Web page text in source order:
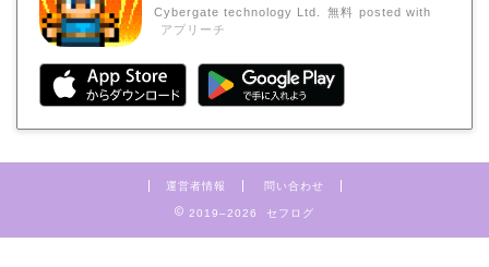
Cybergate technology Ltd. 無料 posted with
アプリーチ
運営者情報 問い合わせ
2019–2026 セフログ